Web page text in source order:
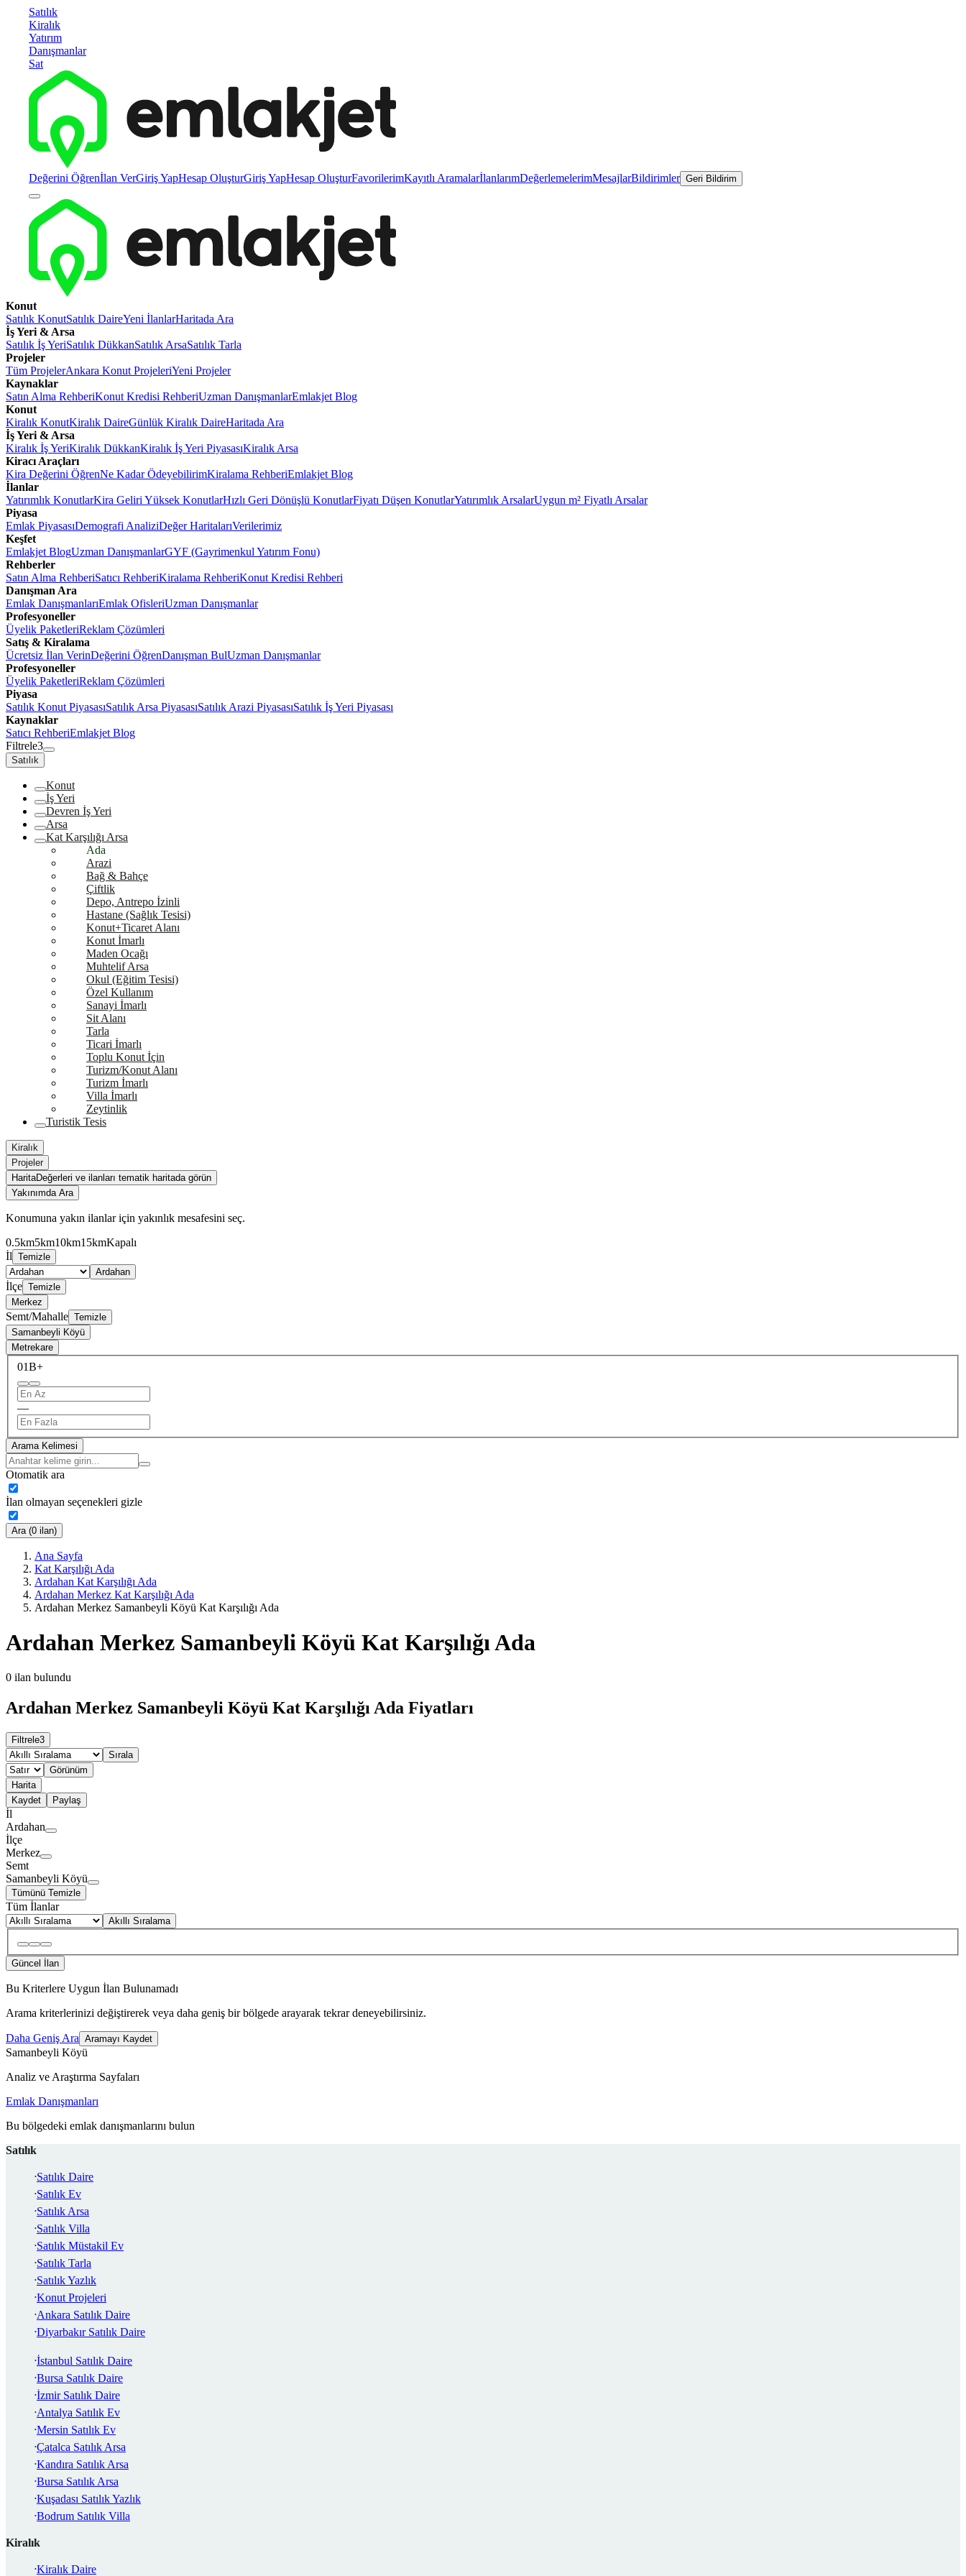
Satılık
Kiralık
Yatırım
Danışmanlar
Sat
Değerini Öğrenİlan VerGiriş YapHesap OluşturGiriş YapHesap OluşturFavorilerimKayıtlı AramalarİlanlarımDeğerlemelerimMesajlarBildirimler Geri Bildirim
Konut
Satılık KonutSatılık DaireYeni İlanlarHaritada Ara
İş Yeri & Arsa
Satılık İş YeriSatılık DükkanSatılık ArsaSatılık Tarla
Projeler
Tüm ProjelerAnkara Konut ProjeleriYeni Projeler
Kaynaklar
Satın Alma RehberiKonut Kredisi RehberiUzman DanışmanlarEmlakjet Blog
Konut
Kiralık KonutKiralık DaireGünlük Kiralık DaireHaritada Ara
İş Yeri & Arsa
Kiralık İş YeriKiralık DükkanKiralık İş Yeri PiyasasıKiralık Arsa
Kiracı Araçları
Kira Değerini ÖğrenNe Kadar ÖdeyebilirimKiralama RehberiEmlakjet Blog
İlanlar
Yatırımlık KonutlarKira Geliri Yüksek KonutlarHızlı Geri Dönüşlü KonutlarFiyatı Düşen KonutlarYatırımlık ArsalarUygun m² Fiyatlı Arsalar
Piyasa
Emlak PiyasasıDemografi AnaliziDeğer HaritalarıVerilerimiz
Keşfet
Emlakjet BlogUzman DanışmanlarGYF (Gayrimenkul Yatırım Fonu)
Rehberler
Satın Alma RehberiSatıcı RehberiKiralama RehberiKonut Kredisi Rehberi
Danışman Ara
Emlak DanışmanlarıEmlak OfisleriUzman Danışmanlar
Profesyoneller
Üyelik PaketleriReklam Çözümleri
Satış & Kiralama
Ücretsiz İlan VerinDeğerini ÖğrenDanışman BulUzman Danışmanlar
Profesyoneller
Üyelik PaketleriReklam Çözümleri
Piyasa
Satılık Konut PiyasasıSatılık Arsa PiyasasıSatılık Arazi PiyasasıSatılık İş Yeri Piyasası
Kaynaklar
Satıcı RehberiEmlakjet Blog
Filtrele3
Satılık
Konut
İş Yeri
Devren İş Yeri
Arsa
Kat Karşılığı Arsa
Ada
Arazi
Bağ & Bahçe
Çiftlik
Depo, Antrepo İzinli
Hastane (Sağlık Tesisi)
Konut+Ticaret Alanı
Konut İmarlı
Maden Ocağı
Muhtelif Arsa
Okul (Eğitim Tesisi)
Özel Kullanım
Sanayi İmarlı
Sit Alanı
Tarla
Ticari İmarlı
Toplu Konut İçin
Turizm/Konut Alanı
Turizm İmarlı
Villa İmarlı
Zeytinlik
Turistik Tesis
Kiralık
Projeler
HaritaDeğerleri ve ilanları tematik haritada görün
Yakınımda Ara
Konumuna yakın ilanlar için yakınlık mesafesini seç.
0.5km5km10km15kmKapalı
İl Temizle
Ardahan
İlçe Temizle
Merkez
Semt/Mahalle Temizle
Samanbeyli Köyü
Metrekare
01B+
—
Arama Kelimesi
Otomatik ara
İlan olmayan seçenekleri gizle
Ara (0 ilan)
Ana Sayfa
Kat Karşılığı Ada
Ardahan Kat Karşılığı Ada
Ardahan Merkez Kat Karşılığı Ada
Ardahan Merkez Samanbeyli Köyü Kat Karşılığı Ada
Ardahan Merkez Samanbeyli Köyü Kat Karşılığı Ada
0 ilan bulundu
Ardahan Merkez Samanbeyli Köyü Kat Karşılığı Ada Fiyatları
Filtrele3
Sırala
Görünüm
Harita
Kaydet
Paylaş
İl
Ardahan
İlçe
Merkez
Semt
Samanbeyli Köyü
Tümünü Temizle
Tüm İlanlar
Akıllı Sıralama
Güncel İlan
Bu Kriterlere Uygun İlan Bulunamadı
Arama kriterlerinizi değiştirerek veya daha geniş bir bölgede arayarak tekrar deneyebilirsiniz.
Daha Geniş Ara Aramayı Kaydet
Samanbeyli Köyü
Analiz ve Araştırma Sayfaları
Emlak Danışmanları
Bu bölgedeki emlak danışmanlarını bulun
Satılık
Satılık Daire
Satılık Ev
Satılık Arsa
Satılık Villa
Satılık Müstakil Ev
Satılık Tarla
Satılık Yazlık
Konut Projeleri
Ankara Satılık Daire
Diyarbakır Satılık Daire
İstanbul Satılık Daire
Bursa Satılık Daire
İzmir Satılık Daire
Antalya Satılık Ev
Mersin Satılık Ev
Çatalca Satılık Arsa
Kandıra Satılık Arsa
Bursa Satılık Arsa
Kuşadası Satılık Yazlık
Bodrum Satılık Villa
Kiralık
Kiralık Daire